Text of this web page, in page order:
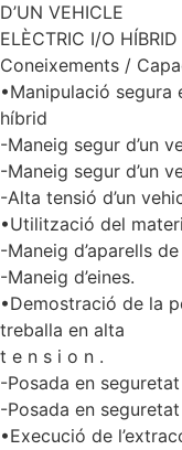
D’UN VEHICLE
ELÈCTRIC I/O HÍBRID
Coneixements /
•Manipulació segura
híbrid
-Maneig segur d’un
-Maneig segur d’un
-Alta tensió d’un
•Utilització del
-Maneig d’aparells
-Maneig d’eines.
•Demostració de la
treballa en alta
t e n s i o n .
-Posada en
-Posada en
•Execució de